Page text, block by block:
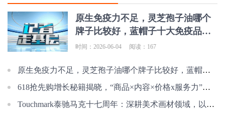
原生免疫力不足，灵芝孢子油哪个
牌子比较好，蓝帽子十大免疫品牌
清单
时间：2026-06-04 阅读：167
原生免疫力不足，灵芝孢子油哪个牌子比较好，蓝帽子十大免疫品牌清单
618抢先购增长秘籍揭晓，“商品×内容×价格x服务力”引爆生意
Touchmark泰驰马克十七周年：深耕美术画材领域，以色彩赋能艺术成长